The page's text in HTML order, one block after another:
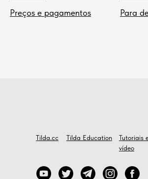
Preços e pagamentos
Para
Tilda.cc Tilda Education
Tutoriais
vídeo